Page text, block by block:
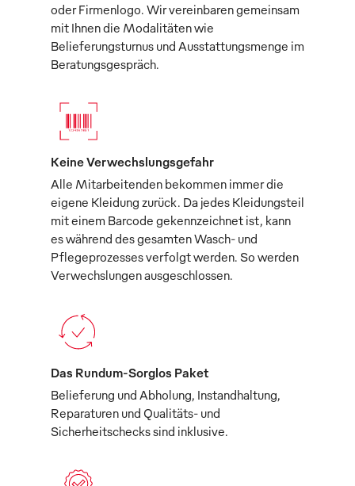
oder Firmenlogo. Wir vereinbaren gemeinsam
mit Ihnen die Modalitäten wie
Belieferungsturnus und Ausstattungsmenge im
Beratungsgespräch.
Keine Verwechslungsgefahr
Alle Mitarbeitenden bekommen immer die
eigene Kleidung zurück. Da jedes Kleidungsteil
mit einem Barcode gekennzeichnet ist, kann
es während des gesamten Wasch- und
Pflegeprozesses verfolgt werden. So werden
Verwechslungen ausgeschlossen.
Das Rundum-Sorglos Paket
Belieferung und Abholung, Instandhaltung,
Reparaturen und Qualitäts- und
Sicherheitschecks sind inklusive.